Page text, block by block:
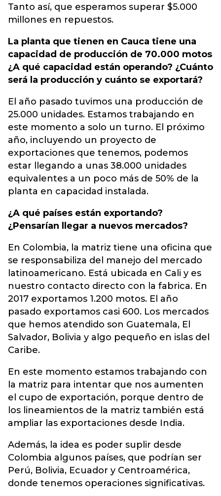
Tanto así, que esperamos superar $5.000
millones en repuestos.
La planta que tienen en Cauca tiene una
capacidad de producción de 70.000 motos
¿A qué capacidad están operando? ¿Cuánto
será la producción y cuánto se exportará?
El año pasado tuvimos una producción de
25.000 unidades. Estamos trabajando en
este momento a solo un turno. El próximo
año, incluyendo un proyecto de
exportaciones que tenemos, podemos
estar llegando a unas 38.000 unidades
equivalentes a un poco más de 50% de la
planta en capacidad instalada.
¿A qué países están exportando?
¿Pensarían llegar a nuevos mercados?
En Colombia, la matriz tiene una oficina que
se responsabiliza del manejo del mercado
latinoamericano. Está ubicada en Cali y es
nuestro contacto directo con la fabrica. En
2017 exportamos 1.200 motos. El año
pasado exportamos casi 600. Los mercados
que hemos atendido son Guatemala, El
Salvador, Bolivia y algo pequeño en islas del
Caribe.
En este momento estamos trabajando con
la matriz para intentar que nos aumenten
el cupo de exportación, porque dentro de
los lineamientos de la matriz también está
ampliar las exportaciones desde India.
Además, la idea es poder suplir desde
Colombia algunos países, que podrían ser
Perú, Bolivia, Ecuador y Centroamérica,
donde tenemos operaciones significativas.